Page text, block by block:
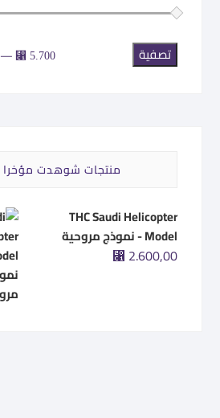
تصفية — ⃁ 5.700
منتجات شوهدت مؤخرا
THC Saudi Helicopter
Model - نموذج مروحية
⃁ 2.600,00